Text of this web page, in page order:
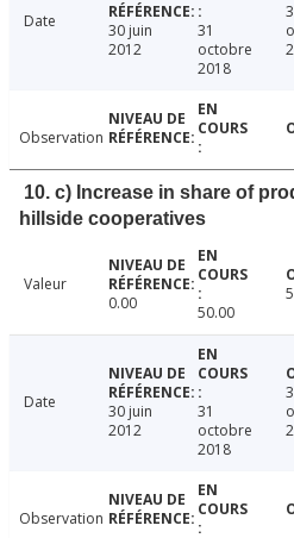
Date
30 juin
2012
31
octobre
2018
Observation
10. c) Increase in share of
hillside cooperatives
Valeur
0.00
50.00
Date
30 juin
2012
31
octobre
2018
Observation